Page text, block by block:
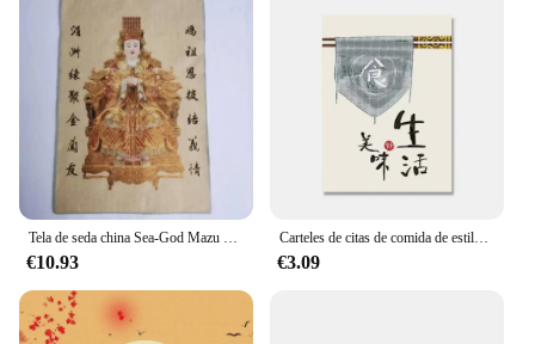
Tela de seda china Sea-God Mazu Goddess The madrina Tangka Thangka Mural
€10.93
Carteles de citas de comida de estilo chino, impresiones de Arte de Anime de cocina Oriental, imágenes de pared, decoración de restaurante, pinturas en lienzo
€3.09